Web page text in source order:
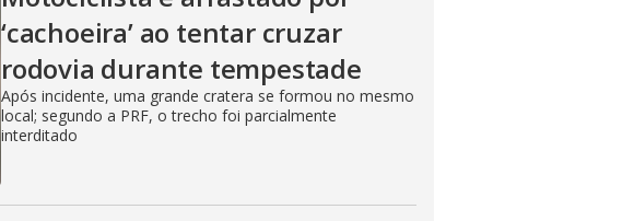
‘cachoeira’ ao tentar cruzar
rodovia durante tempestade
Após incidente, uma grande cratera se formou no mesmo
local; segundo a PRF, o trecho foi parcialmente
interditado